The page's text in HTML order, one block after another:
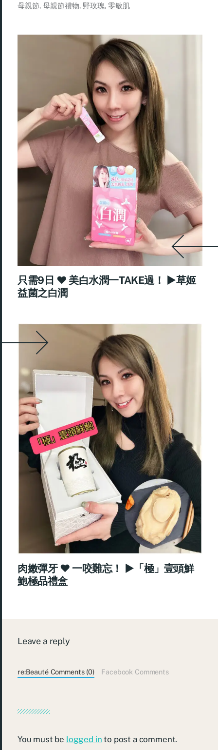
母親節,母親節禮物, 野玫瑰,零敏肌
只需9日 ♥ 美白水潤一TAKE過！ ►草姬
益菌之白潤
肉嫩彈牙 ♥ 一咬難忘！ ►「極」壹頭鮮
鮑極品禮盒
Leave a reply
re:Beauté Comments (0) Facebook Comments
You must be logged in to post a comment.